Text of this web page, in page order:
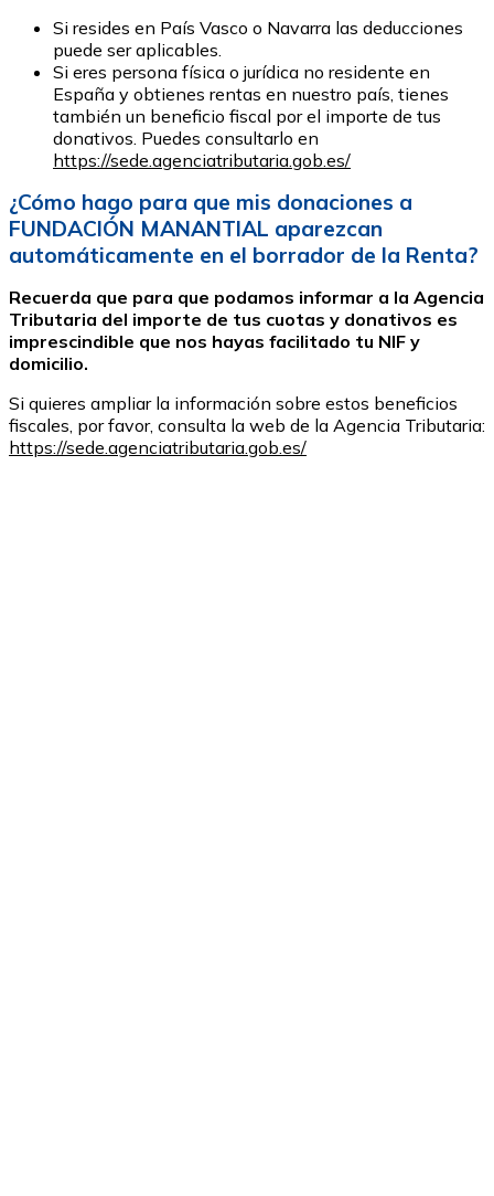
Si resides en País Vasco o Navarra las deducciones
puede ser aplicables.
Si eres persona física o jurídica no residente en
España y obtienes rentas en nuestro país, tienes
también un beneficio fiscal por el importe de tus
donativos. Puedes consultarlo en
https://sede.agenciatributaria.gob.es/
¿Cómo hago para que mis donaciones a
FUNDACIÓN MANANTIAL aparezcan
automáticamente en el borrador de la Renta?
Recuerda que para que podamos informar a la Agencia
Tributaria del importe de tus cuotas y donativos es
imprescindible que nos hayas facilitado tu NIF y
domicilio.
Si quieres ampliar la información sobre estos beneficios
fiscales, por favor, consulta la web de la Agencia Tributaria:
https://sede.agenciatributaria.gob.es/